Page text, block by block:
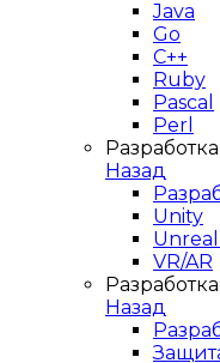
Java
Go
C++
Ruby
Pascal
Perl
Назад
Unity
VR/AR
Назад